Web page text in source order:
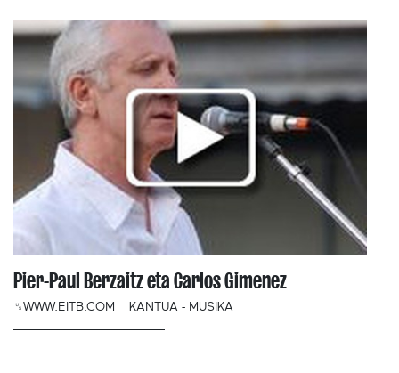
Pier-Paul Berzaitz eta Carlos Gimenez
␟WWW.EITB.COM KANTUA - MUSIKA